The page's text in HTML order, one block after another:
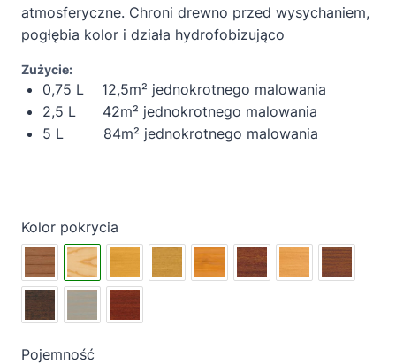
atmosferyczne. Chroni drewno przed wysychaniem,
pogłębia kolor i działa hydrofobizująco
Zużycie:
0,75 L 12,5m² jednokrotnego malowania
2,5 L 42m² jednokrotnego malowania
5 L 84m² jednokrotnego malowania
Kolor pokrycia
Pojemność